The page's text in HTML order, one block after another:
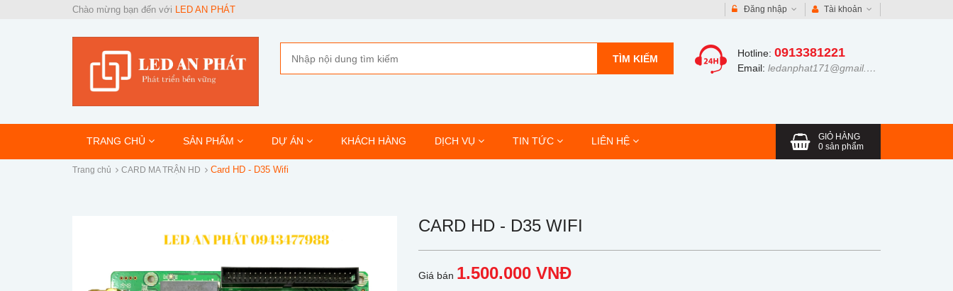
Chào mừng bạn đến với LED AN PHÁT Đăng nhập Tài khoản
Hotline: 0913381221
Email: ledanphat171@gmail.com
TÌM KIẾM
TRANG CHỦ SẢN PHẨM DỰ ÁN KHÁCH HÀNG DỊCH VỤ TIN TỨC LIÊN HỆ
GIỎ HÀNG
0 sản phẩm
Trang chủ CARD MA TRẬN HD Card HD - D35 Wifi
CARD HD - D35 WIFI
Giá bán 1.500.000 VNĐ